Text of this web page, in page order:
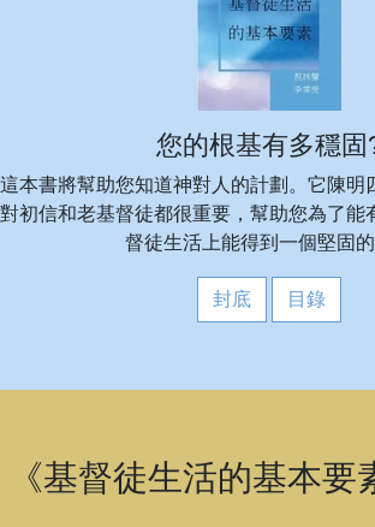
您的根基有多穩固
這本書將幫助您知道神對人的計劃。它陳明
對初信和老基督徒都很重要，幫助您為了能
督徒生活上能得到一個堅固
封底 目錄
《基督徒生活的基本要